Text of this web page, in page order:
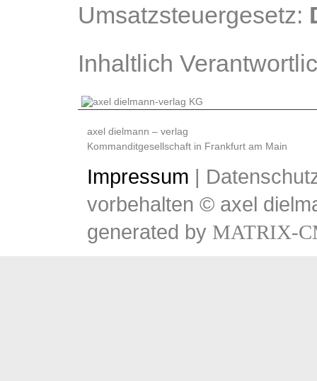
Umsatzsteuergesetz:
Inhaltlich
axel dielmann – verlag
Kommanditgesellschaft in Frankfurt am Main
Impressum |
vorbehalten © axel
generated by MATRIX-